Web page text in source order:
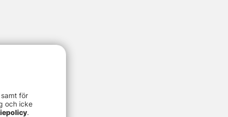
för
och icke
.